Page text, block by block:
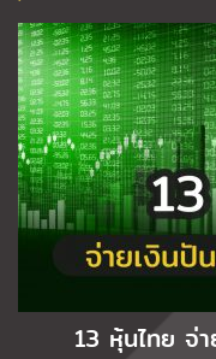
13 หุ้นไทย จ่